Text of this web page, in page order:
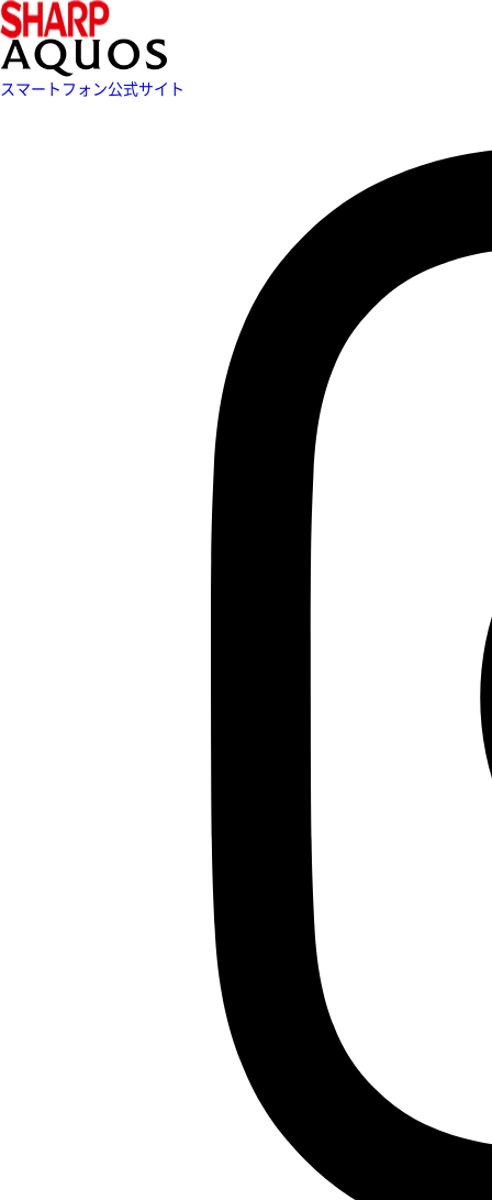
スマートフォン公式サイト